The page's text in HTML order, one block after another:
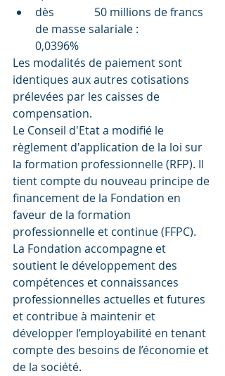
dès     	 50 millions de francs
de masse salariale :
0,0396%
Les modalités de paiement sont
identiques aux autres cotisations
prélevées par les caisses de
compensation.
Le Conseil d'Etat a modifié le
règlement d'application de la loi sur
la formation professionnelle (RFP). Il
tient compte du nouveau principe de
financement de la Fondation en
faveur de la formation
professionnelle et continue (FFPC).
La Fondation accompagne et
soutient le développement des
compétences et connaissances
professionnelles actuelles et futures
et contribue à maintenir et
développer l’employabilité en tenant
compte des besoins de l’économie et
de la société.